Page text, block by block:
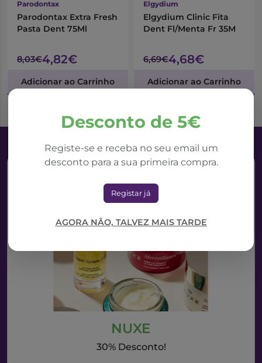
Desconto de 5€
Registe-se e receba no seu email um
desconto para a sua primeira compra.
Registar já
AGORA NÃO, TALVEZ MAIS TARDE
Parodontax
Parodontax Extra Fresh
Pasta Dent 75Ml
8,03€4,82€
Adicionar ao Carrinho
Elgydium
Elgydium Clinic Fita
Dent Fl/Menta Fr 35M
6,69€4,68€
Adicionar ao Carrinho
NUXE
30% Desconto!